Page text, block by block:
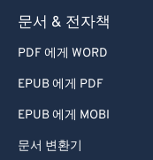
문서 & 전자책
PDF 에게 WORD
EPUB 에게 PDF
EPUB 에게 MOBI
문서 변환기